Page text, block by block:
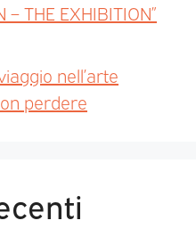
– THE EXHIBITION”
nell’arte
perdere